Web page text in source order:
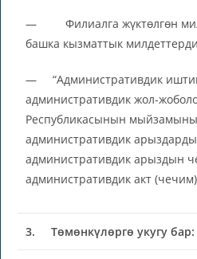
— Филиалга жүктөлгөн
башка кызматтык
— “Административдик
административдик жол-
Республикасынын
административдик
административдик арыздын
административдик акт
3.Төмөнкүлөргө укугу бар: